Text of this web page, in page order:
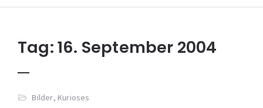
Tag:16. September 2004
Bilder, Kurioses